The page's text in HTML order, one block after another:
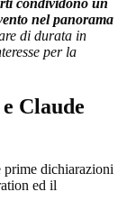
nel panorama
di durata in
per la
Claude
prime dichiarazioni
ed il